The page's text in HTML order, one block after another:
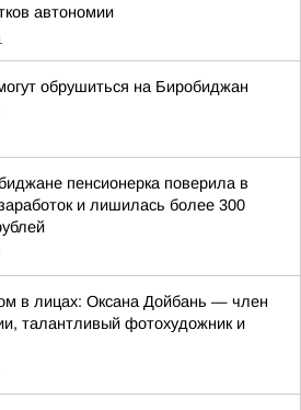
автономии
обрушиться на Биробиджан
пенсионерка поверила в
и лишилась более 300
в лицах: Оксана Дойбань — член
талантливый фотохудожник и